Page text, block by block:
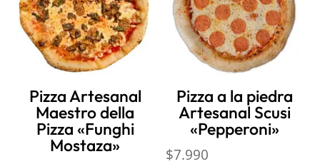
Pizza Artesanal
Maestro della
Pizza «Funghi
Mostaza»
Pizza a la piedra
Artesanal Scusi
«Pepperoni»
$7.990